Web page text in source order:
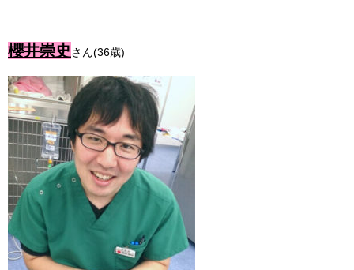
櫻井崇史さん(36歳)